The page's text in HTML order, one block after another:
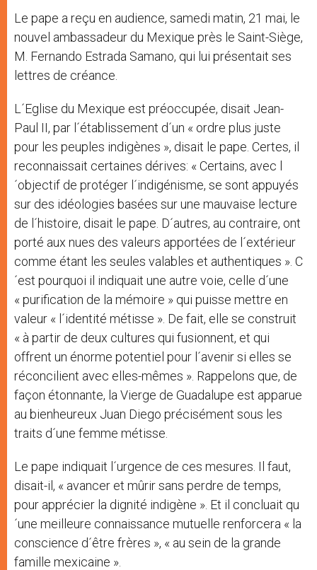
Le pape a reçu en audience, samedi matin, 21 mai, le
nouvel ambassadeur du Mexique près le Saint-Siège,
M. Fernando Estrada Samano, qui lui présentait ses
lettres de créance.
L´Eglise du Mexique est préoccupée, disait Jean-
Paul II, par l´établissement d´un « ordre plus juste
pour les peuples indigènes », disait le pape. Certes, il
reconnaissait certaines dérives: « Certains, avec l
´objectif de protéger l´indigénisme, se sont appuyés
sur des idéologies basées sur une mauvaise lecture
de l´histoire, disait le pape. D´autres, au contraire, ont
porté aux nues des valeurs apportées de l´extérieur
comme étant les seules valables et authentiques ». C
´est pourquoi il indiquait une autre voie, celle d´une
« purification de la mémoire » qui puisse mettre en
valeur « l´identité métisse ». De fait, elle se construit
« à partir de deux cultures qui fusionnent, et qui
offrent un énorme potentiel pour l´avenir si elles se
réconcilient avec elles-mêmes ». Rappelons que, de
façon étonnante, la Vierge de Guadalupe est apparue
au bienheureux Juan Diego précisément sous les
traits d´une femme métisse.
Le pape indiquait l´urgence de ces mesures. Il faut,
disait-il, « avancer et mûrir sans perdre de temps,
pour apprécier la dignité indigène ». Et il concluait qu
´une meilleure connaissance mutuelle renforcera « la
conscience d´être frères », « au sein de la grande
famille mexicaine ».